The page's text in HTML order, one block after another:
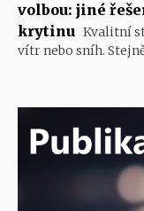
volbou: jiné
krytinu Kvalitní
vítr nebo sníh.